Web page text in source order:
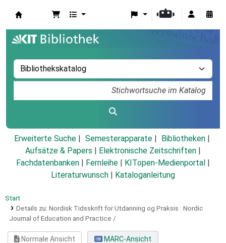
Erweiterte Suche Semesterapparate
Bibliotheken
Aufsätze & Papers
Elektronische Zeitschriften
Fachdatenbanken
Fernleihe KITopen-Medienportal
Literaturwunsch
Kataloganleitung
Start
Details zu: Nordisk Tidsskrift for Utdanning og Praksis : Nordic
Journal of Education and Practice /
Normale Ansicht
MARC-Ansicht